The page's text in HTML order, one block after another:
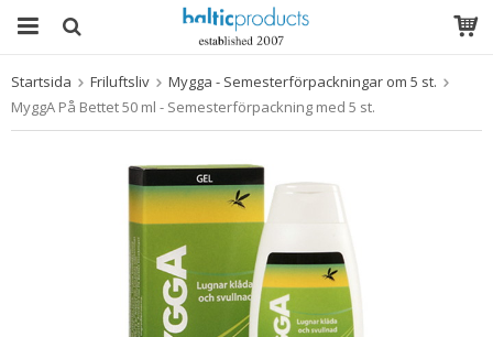
Produkten har blivit tillagd i varukorgen
Startsida Friluftsliv
Mygga - Semesterförpackningar om 5 st.
MyggA På Bettet 50 ml - Semesterförpackning med 5 st.